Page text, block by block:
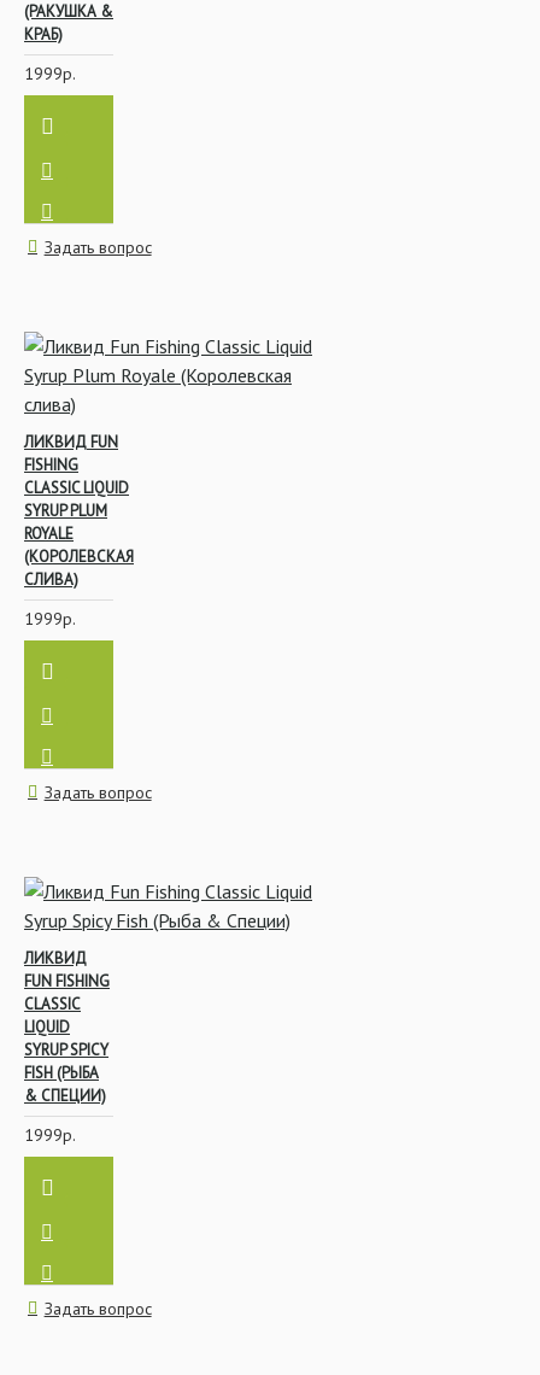
(РАКУШКА &
КРАБ)
1999р.
Задать вопрос
ЛИКВИД FUN
FISHING
CLASSIC LIQUID
SYRUP PLUM
ROYALE
(КОРОЛЕВСКАЯ
СЛИВА)
1999р.
Задать вопрос
ЛИКВИД
FUN FISHING
CLASSIC
LIQUID
SYRUP SPICY
FISH (РЫБА
& СПЕЦИИ)
1999р.
Задать вопрос